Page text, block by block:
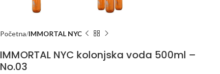
Početna IMMORTAL NYC
IMMORTAL NYC kolonjska voda 500ml –
No.03